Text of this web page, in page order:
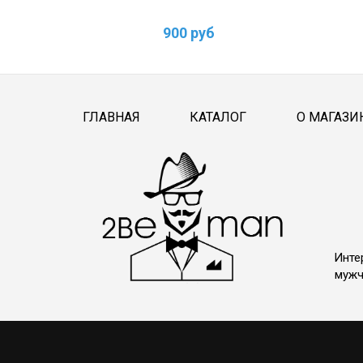
900 руб
ГЛАВНАЯ КАТАЛОГ О